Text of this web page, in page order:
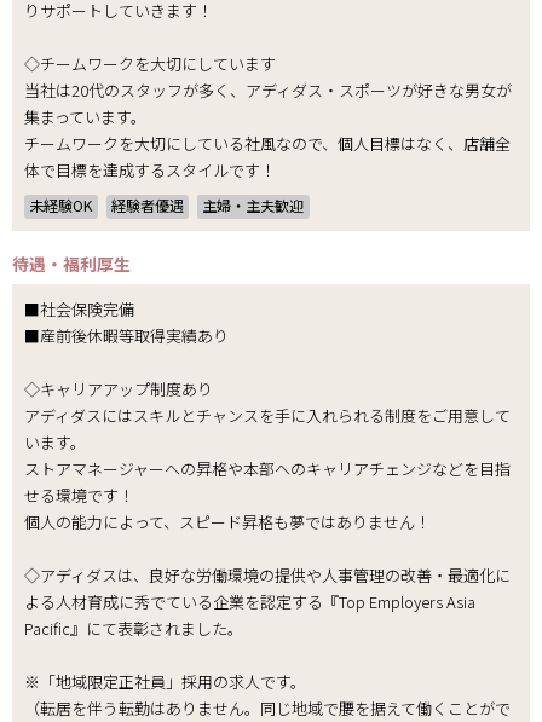
りサポートしていきます！
◇チームワークを大切にしています
当社は20代のスタッフが多く、アディダス・スポーツが好きな男女が
集まっています。
チームワークを大切にしている社風なので、個人目標はなく、店舗全
体で目標を達成するスタイルです！
未経験OK 経験者優遇 主婦・主夫歓迎
待遇・福利厚生
■社会保険完備
■産前後休暇等取得実績あり
◇キャリアアップ制度あり
アディダスにはスキルとチャンスを手に入れられる制度をご用意して
います。
ストアマネージャーへの昇格や本部へのキャリアチェンジなどを目指
せる環境です！
個人の能力によって、スピード昇格も夢ではありません！
◇アディダスは、良好な労働環境の提供や人事管理の改善・最適化に
よる人材育成に秀でている企業を認定する『Top Employers Asia
Pacific』にて表彰されました。
※「地域限定正社員」採用の求人です。
（転居を伴う転勤はありません。同じ地域で腰を据えて働くことがで